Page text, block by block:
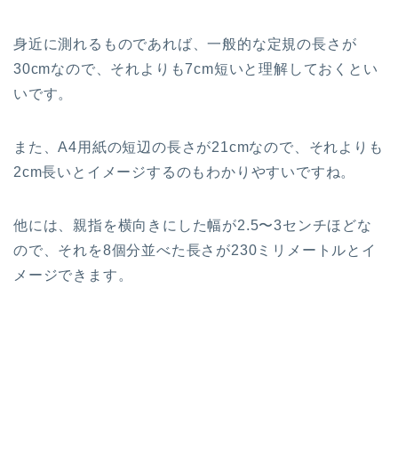
身近に測れるものであれば、一般的な定規の長さが
30cmなので、それよりも7cm短いと理解しておくとい
いです。
また、A4用紙の短辺の長さが21cmなので、それよりも
2cm長いとイメージするのもわかりやすいですね。
他には、親指を横向きにした幅が2.5〜3センチほどな
ので、それを8個分並べた長さが230ミリメートルとイ
メージできます。